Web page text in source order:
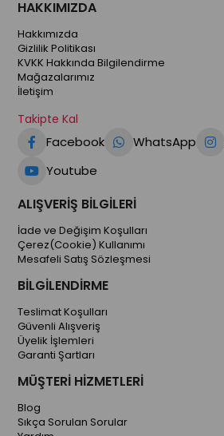
HAKKIMIZDA
Hakkımızda
Gizlilik Politikası
KVKK Hakkında Bilgilendirme
Mağazalarımız
İletişim
Takipte Kal
Facebook WhatsApp
Youtube
ALIŞVERİŞ BİLGİLERİ
İade ve Değişim Koşulları
Çerez(Cookie) Kullanımı
Mesafeli Satış Sözleşmesi
BİLGİLENDİRME
Teslimat Koşulları
Güvenli Alışveriş
Üyelik İşlemleri
Garanti Şartları
MÜŞTERİ HİZMETLERİ
Blog
Sıkça Sorulan Sorular